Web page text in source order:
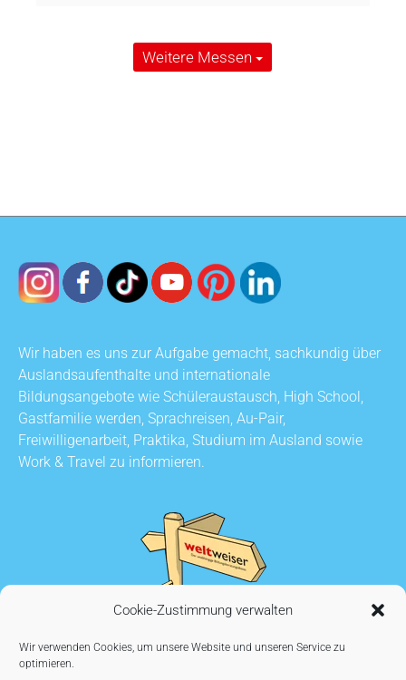
Cookie-Zustimmung verwalten
Wir verwenden Cookies, um unsere Website und unseren Service zu
optimieren.
Weitere Messen
Wir haben es uns zur Aufgabe gemacht, sachkundig über
Auslandsaufenthalte und internationale
Bildungsangebote wie Schüleraustausch, High School,
Gastfamilie werden, Sprachreisen, Au-Pair,
Freiwilligenarbeit, Praktika, Studium im Ausland sowie
Work & Travel zu informieren.